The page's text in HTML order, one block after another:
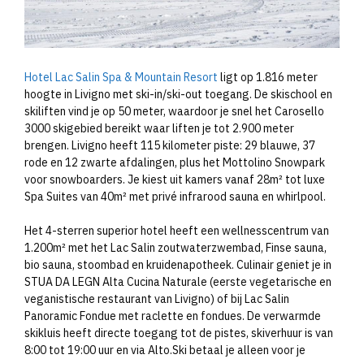
Hotel Lac Salin Spa & Mountain Resort ligt op 1.816 meter
hoogte in Livigno met ski-in/ski-out toegang. De skischool en
skiliften vind je op 50 meter, waardoor je snel het Carosello
3000 skigebied bereikt waar liften je tot 2.900 meter
brengen. Livigno heeft 115 kilometer piste: 29 blauwe, 37
rode en 12 zwarte afdalingen, plus het Mottolino Snowpark
voor snowboarders. Je kiest uit kamers vanaf 28m² tot luxe
Spa Suites van 40m² met privé infrarood sauna en whirlpool.
Het 4-sterren superior hotel heeft een wellnesscentrum van
1.200m² met het Lac Salin zoutwaterzwembad, Finse sauna,
bio sauna, stoombad en kruidenapotheek. Culinair geniet je in
STUA DA LEGN Alta Cucina Naturale (eerste vegetarische en
veganistische restaurant van Livigno) of bij Lac Salin
Panoramic Fondue met raclette en fondues. De verwarmde
skikluis heeft directe toegang tot de pistes, skiverhuur is van
8:00 tot 19:00 uur en via Alto.Ski betaal je alleen voor je